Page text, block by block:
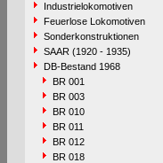
Industrielokomotiven
Feuerlose Lokomotiven
Sonderkonstruktionen
SAAR (1920 - 1935)
DB-Bestand 1968
BR 001
BR 003
BR 010
BR 011
BR 012
BR 018